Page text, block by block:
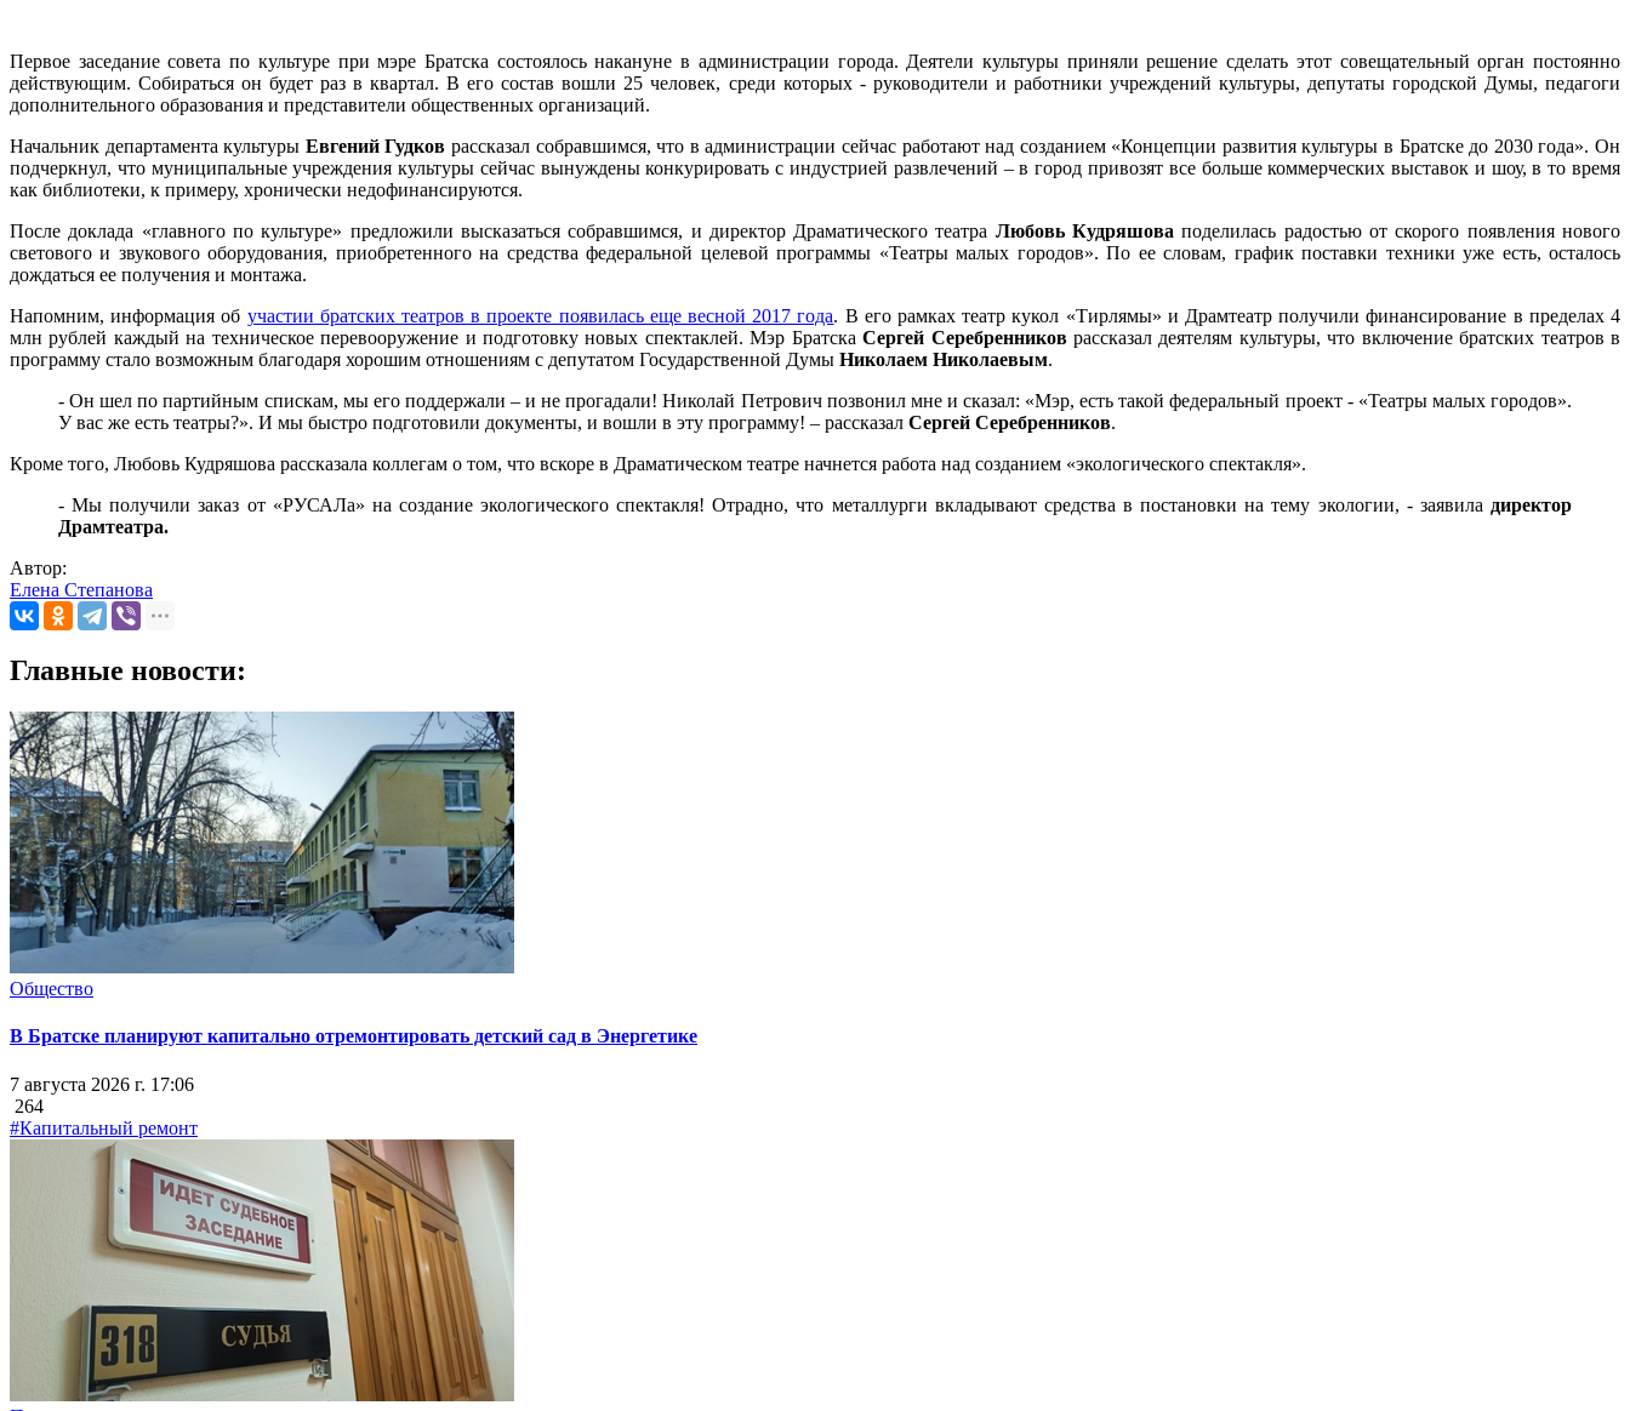
Первое заседание совета по культуре при мэре Братска состоялось накануне в администрации города. Деятели культуры приняли решение сделать этот совещательный орган постоянно
действующим. Собираться он будет раз в квартал. В его состав вошли 25 человек, среди которых - руководители и работники учреждений культуры, депутаты городской Думы, педагоги
дополнительного образования и представители общественных организаций.
Начальник департамента культуры Евгений Гудков рассказал собравшимся, что в администрации сейчас работают над созданием «Концепции развития культуры в Братске до 2030 года». Он
подчеркнул, что муниципальные учреждения культуры сейчас вынуждены конкурировать с индустрией развлечений – в город привозят все больше коммерческих выставок и шоу, в то время
как библиотеки, к примеру, хронически недофинансируются.
После доклада «главного по культуре» предложили высказаться собравшимся, и директор Драматического театра Любовь Кудряшова поделилась радостью от скорого появления нового
светового и звукового оборудования, приобретенного на средства федеральной целевой программы «Театры малых городов». По ее словам, график поставки техники уже есть, осталось
дождаться ее получения и монтажа.
Напомним, информация об участии братских театров в проекте появилась еще весной 2017 года. В его рамках театр кукол «Тирлямы» и Драмтеатр получили финансирование в пределах 4
млн рублей каждый на техническое перевооружение и подготовку новых спектаклей. Мэр БратскаСергей Серебренниковрассказал деятелям культуры, что включение братских театров в
программу стало возможным благодаря хорошим отношениям с депутатом Государственной Думы Николаем Николаевым.
- Он шел по партийным спискам, мы его поддержали – и не прогадали! Николай Петрович позвонил мне и сказал: «Мэр, есть такой федеральный проект - «Театры малых городов».
У вас же есть театры?». И мы быстро подготовили документы, и вошли в эту программу! – рассказал Сергей Серебренников.
Кроме того, Любовь Кудряшова рассказала коллегам о том, что вскоре в Драматическом театре начнется работа над созданием «экологического спектакля».
- Мы получили заказ от «РУСАЛа» на создание экологического спектакля! Отрадно, что металлурги вкладывают средства в постановки на тему экологии, - заявила директор
Драмтеатра.
Автор:
Елена Степанова
Главные новости:
Общество
В Братске планируют капитально отремонтировать детский сад в Энергетике
7 августа 2026 г. 17:06
264
#Капитальный ремонт